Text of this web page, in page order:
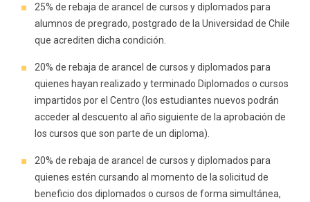
25% de rebaja de arancel de cursos y diplomados para
alumnos de pregrado, postgrado de la Universidad de Chile
que acrediten dicha condición.
20% de rebaja de arancel de cursos y diplomados para
quienes hayan realizado y terminado Diplomados o cursos
impartidos por el Centro (los estudiantes nuevos podrán
acceder al descuento al año siguiente de la aprobación de
los cursos que son parte de un diploma).
20% de rebaja de arancel de cursos y diplomados para
quienes estén cursando al momento de la solicitud de
beneficio dos diplomados o cursos de forma simultánea,